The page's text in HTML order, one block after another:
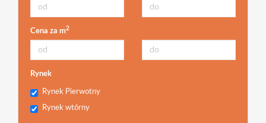
Cena za m2
Rynek
Rynek Pierwotny
Rynek wtórny